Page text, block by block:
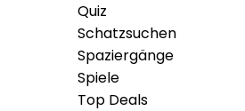
Quiz
Schatzsuchen
Spaziergänge
Spiele
Top Deals